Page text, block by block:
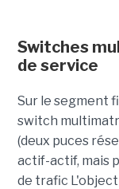
Switches
de service
Sur le segment
switch
(deux puces
actif-actif, mais
de trafic